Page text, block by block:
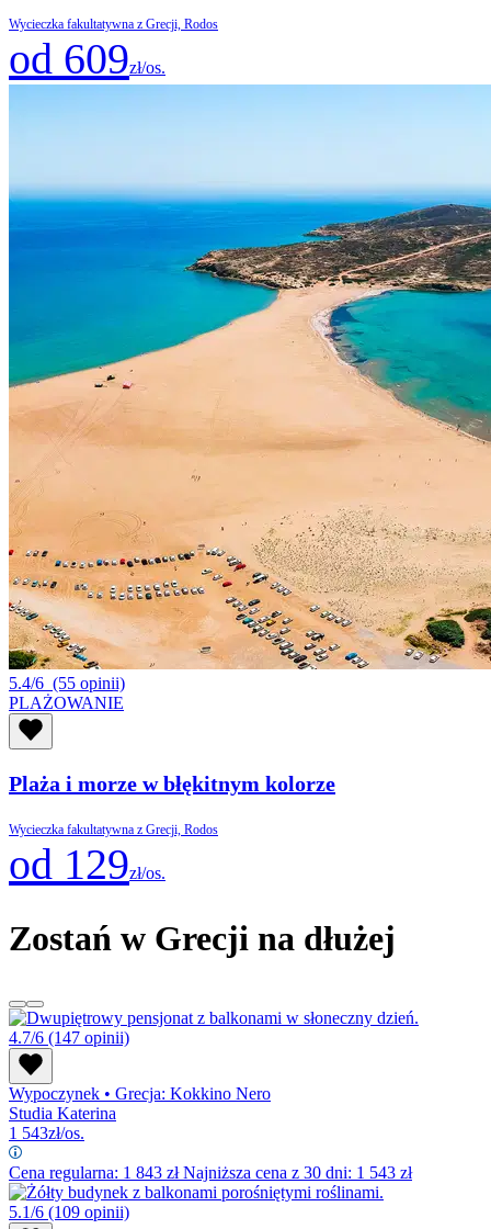
Wycieczka fakultatywna z Grecji, Rodos
od 609zł/os.
5.4/6 (55 opinii)
PLAŻOWANIE
Plaża i morze w błękitnym kolorze
Wycieczka fakultatywna z Grecji, Rodos
od 129zł/os.
Zostań w Grecji na dłużej
4.7/6 (147 opinii)
Wypoczynek • Grecja: Kokkino Nero
Studia Katerina
1 543zł/os.
Cena regularna: 1 843 złNajniższa cena z 30 dni: 1 543 zł
5.1/6 (109 opinii)